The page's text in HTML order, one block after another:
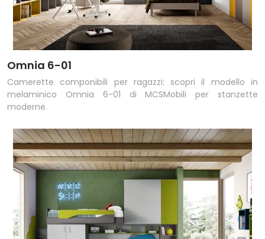
Omnia 6-01
Camerette componibili per ragazzi: scopri il modello in
melaminico Omnia 6-01 di MCSMobili per stanzette
moderne.